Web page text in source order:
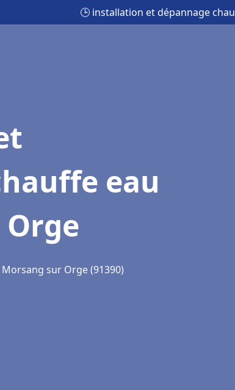
🕒 installation et dépannage
eau
sur Orge (91390)